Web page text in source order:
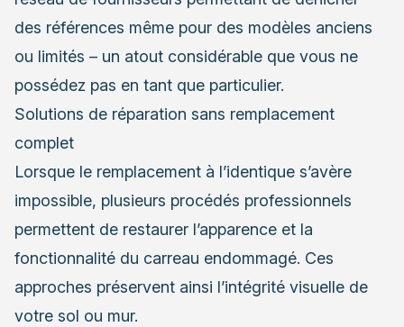
des références même pour des modèles anciens
ou limités – un atout considérable que vous ne
possédez pas en tant que particulier.
Solutions de réparation sans remplacement
complet
Lorsque le remplacement à l’identique s’avère
impossible, plusieurs procédés professionnels
permettent de restaurer l’apparence et la
fonctionnalité du carreau endommagé. Ces
approches préservent ainsi l’intégrité visuelle de
votre sol ou mur.